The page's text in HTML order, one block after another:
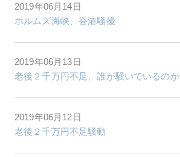
2019年06月14日
ホルムズ海峡、香港騒擾
2019年06月13日
老後２千万円不足、誰が騒いでいるのか
2019年06月12日
老後２千万円不足騒動